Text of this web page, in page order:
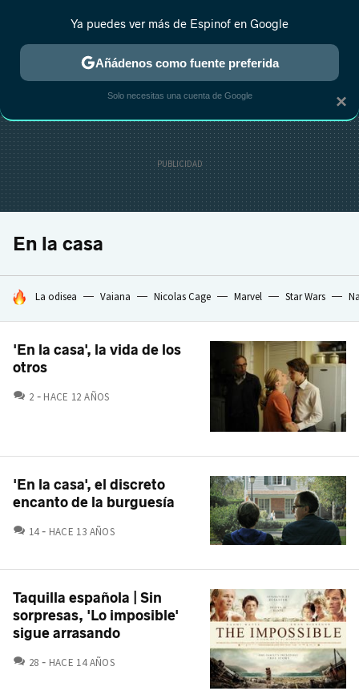
ESTRENOS REALITY ANIME RANKINGS CINE
En la casa
HOY SE HABLA DE
La odisea Vaiana Nicolas Cage Marvel Star Wars
'En la casa', la vida de los
otros
2 COMENTARIOS
HACE 12 AÑOS
'En la casa', el discreto
encanto de la burguesía
14 COMENTARIOS
HACE 13 AÑOS
Taquilla española | Sin
sorpresas, 'Lo imposible'
sigue arrasando
28 COMENTARIOS
HACE 14 AÑOS
×
Ya puedes ver más de Espinof en Google
Añádenos como fuente preferida
Solo necesitas una cuenta de Google